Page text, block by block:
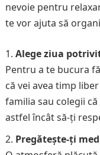
nevoie pentru
te vor ajuta să
Alege ziua
Pentru a te bucura
că vei avea timp
familia sau colegii
astfel încât să-ți
Pregătește-ți